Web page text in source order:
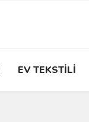
EV TEKSTİLİ